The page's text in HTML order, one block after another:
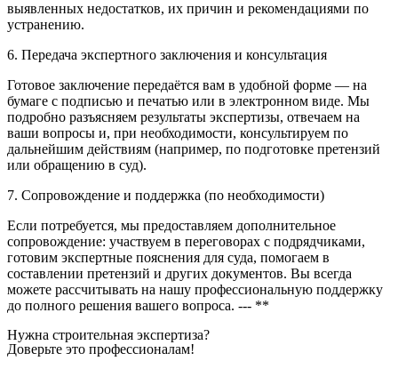
выявленных недостатков, их причин и рекомендациями по
устранению.
6. Передача экспертного заключения и консультация
Готовое заключение передаётся вам в удобной форме — на
бумаге с подписью и печатью или в электронном виде. Мы
подробно разъясняем результаты экспертизы, отвечаем на
ваши вопросы и, при необходимости, консультируем по
дальнейшим действиям (например, по подготовке претензий
или обращению в суд).
7. Сопровождение и поддержка (по необходимости)
Если потребуется, мы предоставляем дополнительное
сопровождение: участвуем в переговорах с подрядчиками,
готовим экспертные пояснения для суда, помогаем в
составлении претензий и других документов. Вы всегда
можете рассчитывать на нашу профессиональную поддержку
до полного решения вашего вопроса. --- **
Нужна строительная экспертиза?
Доверьте это профессионалам!